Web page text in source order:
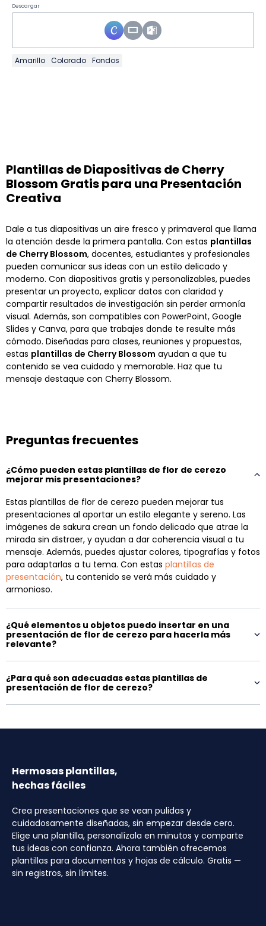
Descargar
Amarillo Colorado Fondos
Plantillas de Diapositivas de Cherry
Blossom Gratis para una Presentación
Creativa
Dale a tus diapositivas un aire fresco y primaveral que llama
la atención desde la primera pantalla. Con estas plantillas
de Cherry Blossom, docentes, estudiantes y profesionales
pueden comunicar sus ideas con un estilo delicado y
moderno. Con diapositivas gratis y personalizables, puedes
presentar un proyecto, explicar datos con claridad y
compartir resultados de investigación sin perder armonía
visual. Además, son compatibles con PowerPoint, Google
Slides y Canva, para que trabajes donde te resulte más
cómodo. Diseñadas para clases, reuniones y propuestas,
estas plantillas de Cherry Blossom ayudan a que tu
contenido se vea cuidado y memorable. Haz que tu
mensaje destaque con Cherry Blossom.
Preguntas frecuentes
¿Cómo pueden estas plantillas de flor de cerezo
mejorar mis presentaciones?
Estas plantillas de flor de cerezo pueden mejorar tus
presentaciones al aportar un estilo elegante y sereno. Las
imágenes de sakura crean un fondo delicado que atrae la
mirada sin distraer, y ayudan a dar coherencia visual a tu
mensaje. Además, puedes ajustar colores, tipografías y fotos
para adaptarlas a tu tema. Con estas plantillas de
presentación, tu contenido se verá más cuidado y
armonioso.
¿Qué elementos u objetos puedo insertar en una
presentación de flor de cerezo para hacerla más
relevante?
¿Para qué son adecuadas estas plantillas de
presentación de flor de cerezo?
Hermosas plantillas,
hechas fáciles
Crea presentaciones que se vean pulidas y
cuidadosamente diseñadas, sin empezar desde cero.
Elige una plantilla, personalízala en minutos y comparte
tus ideas con confianza. Ahora también ofrecemos
plantillas para documentos y hojas de cálculo. Gratis —
sin registros, sin límites.